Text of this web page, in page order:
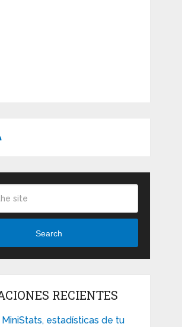
Search
RECIENTES
MiniStats, estadísticas de tu